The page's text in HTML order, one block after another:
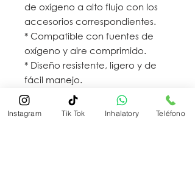
de oxígeno a alto flujo con los
accesorios correspondientes.
* Compatible con fuentes de
oxígeno y aire comprimido.
* Diseño resistente, ligero y de
fácil manejo.
* Conexiones estándar para
equipos de terapia respiratoria.
Instagram Tik Tok Inhalatory Teléfono